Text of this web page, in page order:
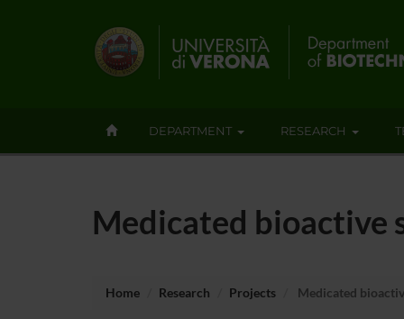
DEPARTMENT RESEARCH
Medicated bioactive
Home Research Projects Medicated